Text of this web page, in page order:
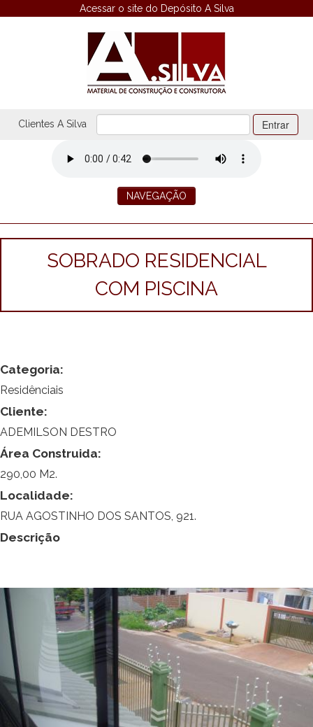
Acessar o site do Depósito A Silva
Clientes A Silva Entrar
NAVEGAÇÃO
EMPRESA
OBRAS EXECUTADAS
OBRAS EM ANDAMENTO
SOBRADO RESIDENCIAL
COM PISCINA
Categoria:
Residênciais
Cliente:
ADEMILSON DESTRO
Área Construida:
290,00 M2.
Localidade:
RUA AGOSTINHO DOS SANTOS, 921.
Descrição